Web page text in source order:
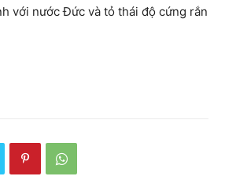
với nước Đức và tỏ thái độ cứng rắn